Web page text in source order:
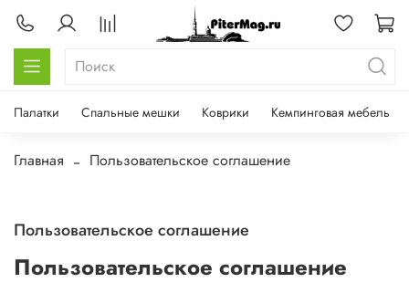
Палатки Спальные мешки Коврики Кемпинговая мебель
Главная Пользовательское соглашение
Пользовательское соглашение
Пользовательское соглашение